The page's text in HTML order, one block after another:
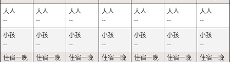
--
--
--
--
--
--
--
--
--
--
--
--
--
--